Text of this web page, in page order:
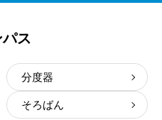
パス
分度器
そろばん